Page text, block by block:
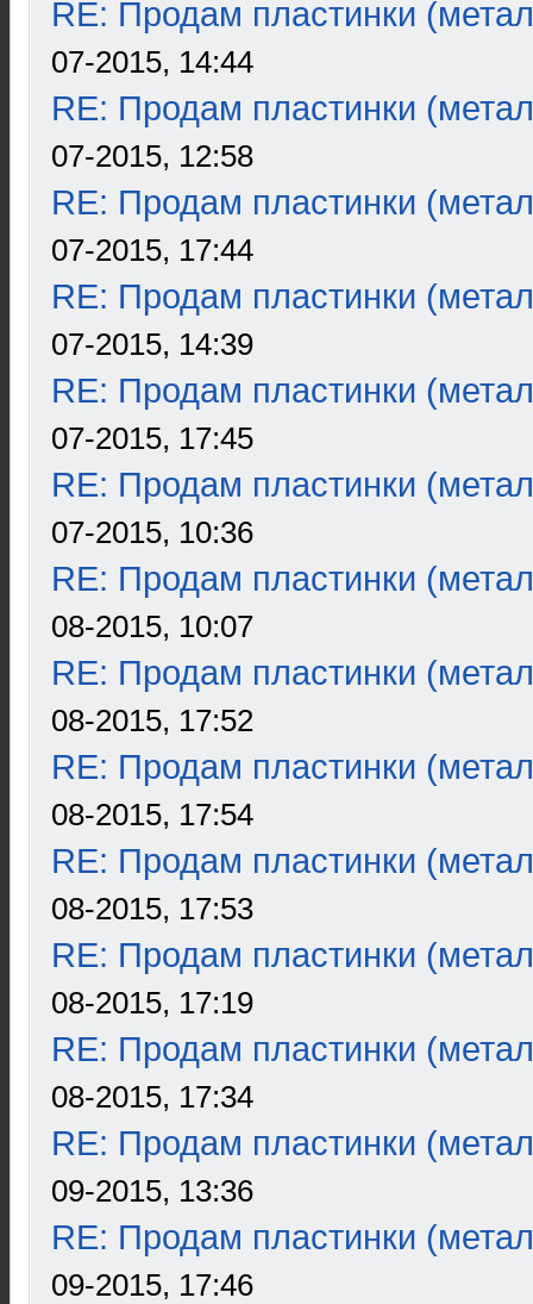
RE: Продам пластинки
07-2015, 14:44
RE: Продам пластинки
07-2015, 12:58
RE: Продам пластинки
07-2015, 17:44
RE: Продам пластинки
07-2015, 14:39
RE: Продам пластинки
07-2015, 17:45
RE: Продам пластинки
07-2015, 10:36
RE: Продам пластинки
08-2015, 10:07
RE: Продам пластинки
08-2015, 17:52
RE: Продам пластинки
08-2015, 17:54
RE: Продам пластинки
08-2015, 17:53
RE: Продам пластинки
08-2015, 17:19
RE: Продам пластинки
08-2015, 17:34
RE: Продам пластинки
09-2015, 13:36
RE: Продам пластинки
09-2015, 17:46